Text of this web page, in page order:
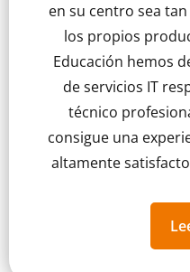
en su centro sea
los propios
Educación hemos
de servicios IT
técnico
consigue una
altamente